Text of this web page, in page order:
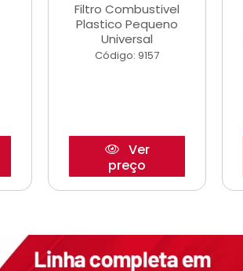
Filtro Combustivel
Plastico Pequeno
Universal
Código: 9157
Ver
preço